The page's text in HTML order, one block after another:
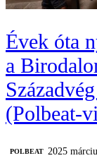
Évek óta
a
(Polbeat-
‎POLBEAT 2025